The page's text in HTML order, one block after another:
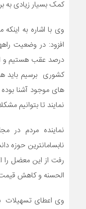
کمک بسیار زیادی به
وی با اشاره به
درصد عقب هستیم و
کشوری برسیم باید
های موجود آشنا
نمایند تا بتوانیم
نماینده مردم در
نابسامانترین حوزه
رفت از این معضل را
الحسنه و کاهش قیمت